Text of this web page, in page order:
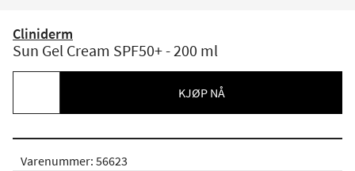
Cliniderm
Sun Gel Cream SPF50+ - 200 ml
KJØP NÅ
Varenummer: 56623